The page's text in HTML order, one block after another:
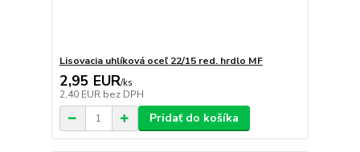
Lisovacia uhlíková oceľ 22/15 red. hrdlo MF
2,95 EUR/ks
2,40 EUR bez DPH
Pridať do košíka